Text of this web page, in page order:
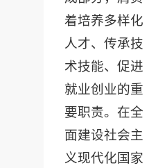
着培养多样化
人才、传承技
术技能、促进
就业创业的重
要职责。在全
面建设社会主
义现代化国家